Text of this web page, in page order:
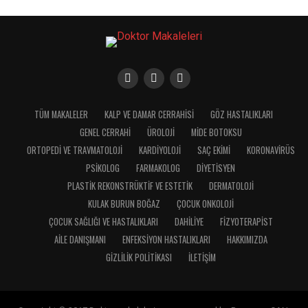
TÜM MAKALELER KALP VE DAMAR CERRAHISI
GÖZ HASTALIKLARI
GENEL CERRAHI
ÜROLOJI
MIDE BOTOKSU
ORTOPEDI VE TRAVMATOLOJI
KARDIYOLOJI SAÇ EKIMI
KORONAVIRÜS
PSIKOLOG
FARMAKOLOG
DIYETISYEN
PLASTIK REKONSTRÜKTIF VE ESTETIK
DERMATOLOJI
KULAK BURUN BOĞAZ
ÇOCUK ONKOLOJI
ÇOCUK SAĞLIĞI VE HASTALIKLARI
DAHILIYE
FIZYOTERAPIST
AILE DANIŞMANI
ENFEKSIYON HASTALIKLARI
HAKKIMIZDA
GIZLILIK POLITIKASI
İLETIŞIM